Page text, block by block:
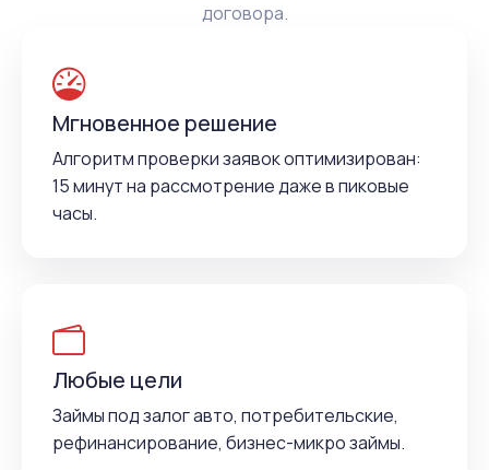
договора.
Мгновенное решение
Алгоритм проверки заявок оптимизирован:
15 минут на рассмотрение даже в пиковые
часы.
Любые цели
Займы под залог авто, потребительские,
рефинансирование, бизнес-микро займы.